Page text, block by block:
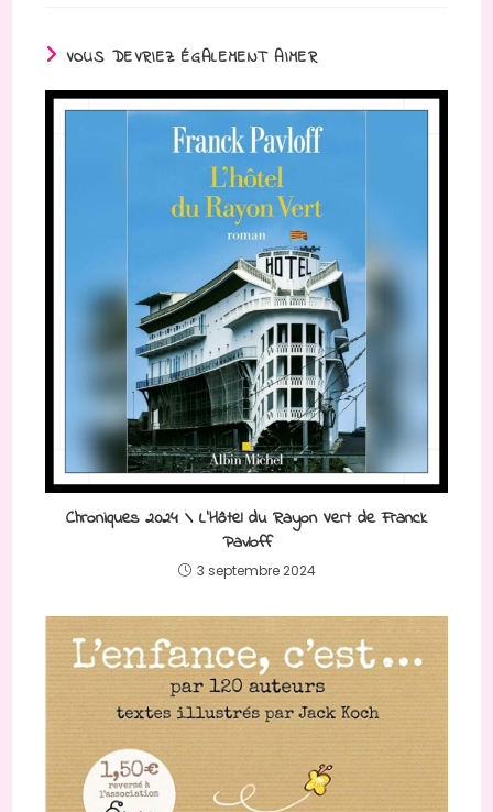
VOUS DEVRIEZ ÉGALEMENT AIMER
Chroniques 2024 \ L’Hôtel du Rayon Vert de Franck
Pavloff
3 septembre 2024